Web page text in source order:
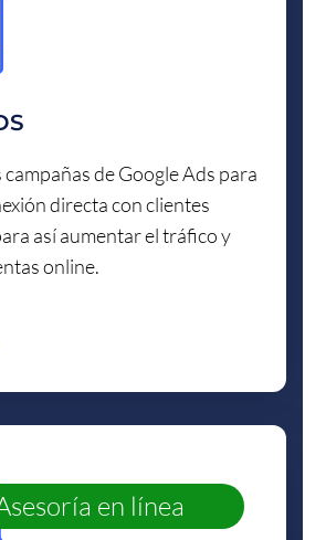
de Google Ads para
directa con clientes
así aumentar el tráfico y
online.
en línea